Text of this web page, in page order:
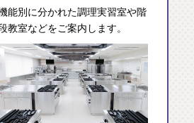
能別に分かれた調理実習室や階
教室などをご案内します。